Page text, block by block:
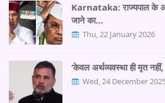
Karnataka: राज्यपाल के
जाने का…
Thu, 22 January 2026
‘केवल अर्थव्यवस्था ही मृत
Wed, 24 December